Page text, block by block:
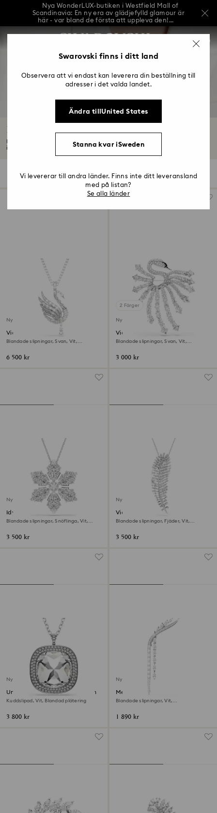
Nya WonderLUX-butiken i Westfield Mall of
Scandinavia: En ny era av glädjefylld glamour är
här - var bland de första att uppleva den!...
Nya WonderLUX-butiken i Westfield Mall of
Nya WonderLUX-butiken i Westfield Mall of
här - var bland de första att uppleva den!...
Broscher med kristaller
Pryd dig med våra exklusiva kristallbroscher. Designen är lika elegant som
iögonfallande...
21 Resultat Filter
Filter Sortera efter
Sortera
Ny
Vienna Hänge och brosch
Blandade slipningar, Svan, Vit,
6 500 kr
2 Färger
Ny
Vienna Brosch
Blandade slipningar, Svan, Vit,
3 000 kr
Ny
Idyllia Hänge och brosch
Blandade slipningar, Snöflinga, Vit,
3 500 kr
Ny
Vienna Hänge och brosch
Blandade slipningar, Fjäder, Vit,
3 500 kr
Ny
Una Angelic Hänge och brosch
Kuddslipad, Vit, Blandad plätering
3 800 kr
Ny
Mesmera Brosch
Blandade slipningar, Vit,
1 890 kr
Swarovski finns i ditt land
Observera att vi endast kan leverera din beställning till
adresser i det valda landet.
Ändra tillUnited States
Stanna kvar iSweden
Vi levererar till andra länder. Finns inte ditt leveransland
med på listan?
Se alla länder